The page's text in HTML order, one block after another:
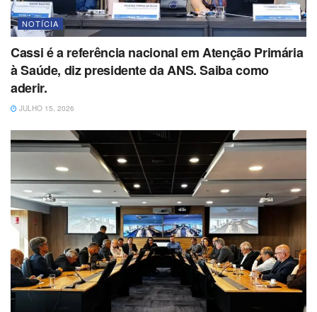
NOTÍCIA
Cassi é a referência nacional em Atenção Primária
à Saúde, diz presidente da ANS. Saiba como
aderir.
JULHO 15, 2026